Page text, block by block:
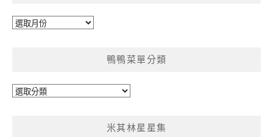
彙
鴨鴨菜單分類
鴨
米其林星星集